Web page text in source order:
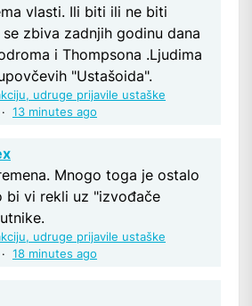
vlasti. Ili biti ili ne biti
zbiva zadnjih godinu dana
i Thompsona .Ljudima
"Ustašoida".
udruge prijavile ustaške
· 13 minutes ago
Mnogo toga je ostalo
bi vi rekli uz "izvođače
udruge prijavile ustaške
· 18 minutes ago